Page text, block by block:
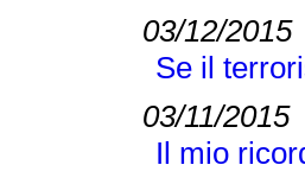
03/12/2015
Se il
03/11/2015
Il mio